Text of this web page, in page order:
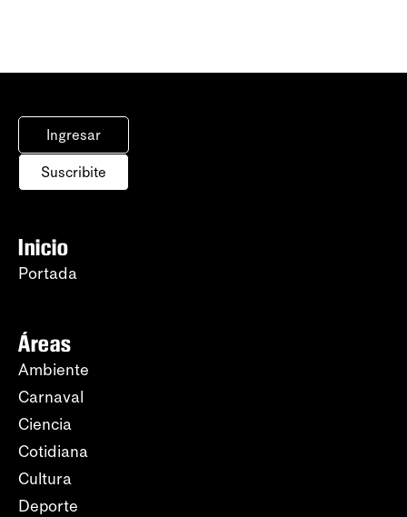
Ingresar
Suscribite
Inicio
Portada
Áreas
Ambiente
Carnaval
Ciencia
Cotidiana
Cultura
Deporte